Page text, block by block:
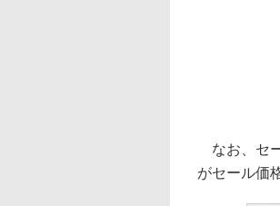
なお、セ
がセール価